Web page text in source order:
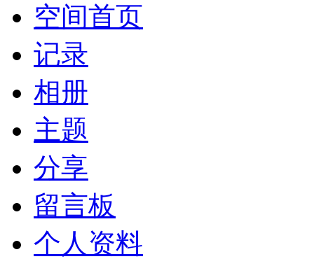
空间首页
记录
相册
主题
分享
留言板
个人资料